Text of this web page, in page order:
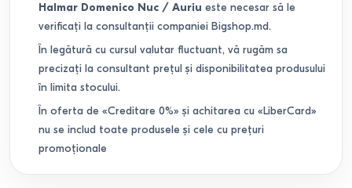
Halmar Domenico Nuc / Auriu este necesar să le
verificați la consultanții companiei Bigshop.md.
În legătură cu cursul valutar fluctuant, vă rugăm sa
precizați la consultant prețul și disponibilitatea produsului
în limita stocului.
În oferta de «Creditare 0%» și achitarea cu «LiberCard»
nu se includ toate produsele și cele cu prețuri
promoționale